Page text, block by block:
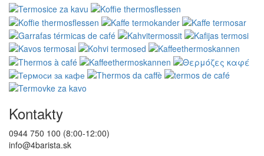
Kontakty
0944 750 100 (8:00-12:00)
info@4barista.sk